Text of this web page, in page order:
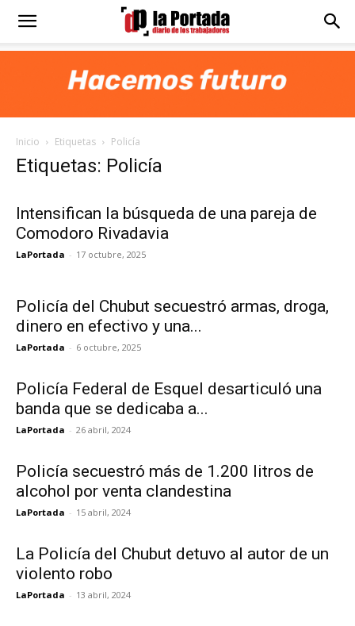
Diario
Portada
Inicio Etiquetas Policía
Etiquetas: Policía
Intensifican la búsqueda de una pareja de
Comodoro Rivadavia
LaPortada - 17 octubre, 2025
Policía del Chubut secuestró armas, droga,
dinero en efectivo y una...
LaPortada - 6 octubre, 2025
Policía Federal de Esquel desarticuló una
banda que se dedicaba a...
LaPortada - 26 abril, 2024
Policía secuestró más de 1.200 litros de
alcohol por venta clandestina
LaPortada - 15 abril, 2024
La Policía del Chubut detuvo al autor de un
violento robo
LaPortada - 13 abril, 2024